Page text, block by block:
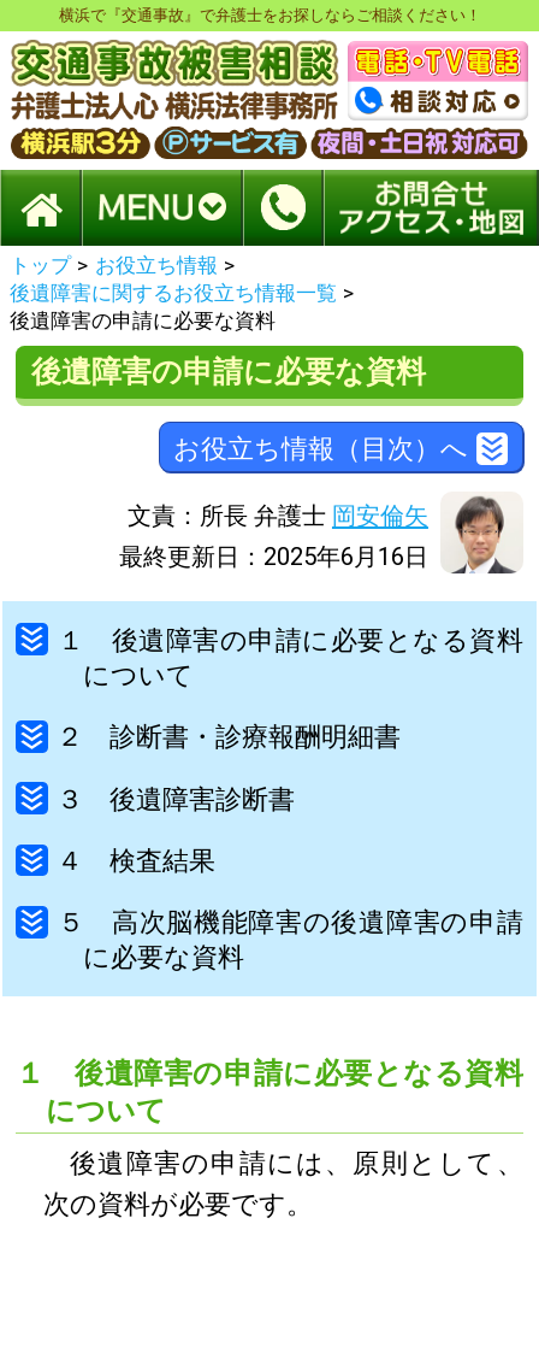
横浜で『交通事故』で弁護士をお探しならご相談ください！
トップ > お役立ち情報 >
後遺障害に関するお役立ち情報一覧 >
後遺障害の申請に必要な資料
後遺障害の申請に必要な資料
お役立ち情報（目次）へ
文責：所長 弁護士 岡安倫矢
最終更新日：2025年6月16日
１ 後遺障害の申請に必要となる資料
について
２ 診断書・診療報酬明細書
３ 後遺障害診断書
４ 検査結果
５ 高次脳機能障害の後遺障害の申請
に必要な資料
１ 後遺障害の申請に必要となる資料
について
後遺障害の申請には、原則として、
次の資料が必要です。